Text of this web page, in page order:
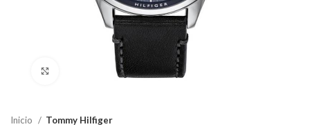
Haga Click para agrandar
Inicio Tommy Hilfiger